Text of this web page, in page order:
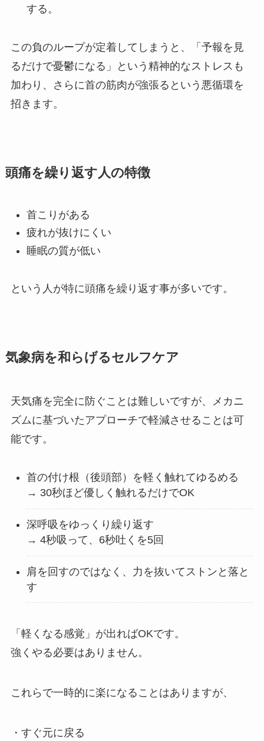
する。
この負のループが定着してしまうと、「予報を見
るだけで憂鬱になる」という精神的なストレスも
加わり、さらに首の筋肉が強張るという悪循環を
招きます。
頭痛を繰り返す人の特徴
首こりがある
疲れが抜けにくい
睡眠の質が低い
という人が特に頭痛を繰り返す事が多いです。
気象病を和らげるセルフケア
天気痛を完全に防ぐことは難しいですが、メカニ
ズムに基づいたアプローチで軽減させることは可
能です。
首の付け根（後頭部）を軽く触れてゆるめる
→ 30秒ほど優しく触れるだけでOK
深呼吸をゆっくり繰り返す
→ 4秒吸って、6秒吐くを5回
肩を回すのではなく、力を抜いてストンと落と
す
「軽くなる感覚」が出ればOKです。
強くやる必要はありません。
これらで一時的に楽になることはありますが、
・すぐ元に戻る